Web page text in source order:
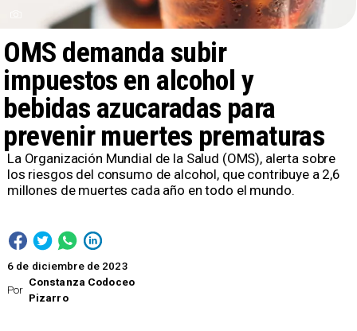
Por
Constanza Codoceo
Pizarro
OMS demanda subir
impuestos en alcohol y
bebidas azucaradas para
prevenir muertes prematuras
6 de diciembre de 2023
La Organización Mundial de la Salud (OMS), alerta sobre
los riesgos del consumo de alcohol, que contribuye a 2,6
millones de muertes cada año en todo el mundo.